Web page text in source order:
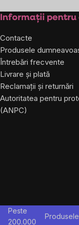
listărilor
Subsol
Informații pentru
Contacte
Produsele
Întrebări frecvente
Livrare și plată
Reclamații și returnări
Autoritatea pentru
(ANPC)
Peste
200.000
Produsele